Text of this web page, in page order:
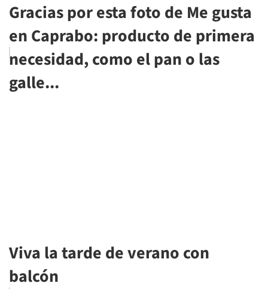
Gracias por esta foto de Me gusta
en Caprabo: producto de primera
necesidad, como el pan o las
galle...
Viva la tarde de verano con
balcón